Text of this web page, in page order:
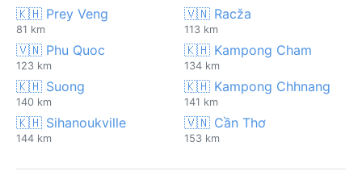
🇰🇭 Prey Veng
81 km
🇻🇳 Racža
113 km
🇻🇳 Phu Quoc
123 km
🇰🇭 Kampong Cham
134 km
🇰🇭 Suong
140 km
🇰🇭 Kampong Chhnang
141 km
🇰🇭 Sihanoukville
144 km
🇻🇳 Cần Thơ
153 km